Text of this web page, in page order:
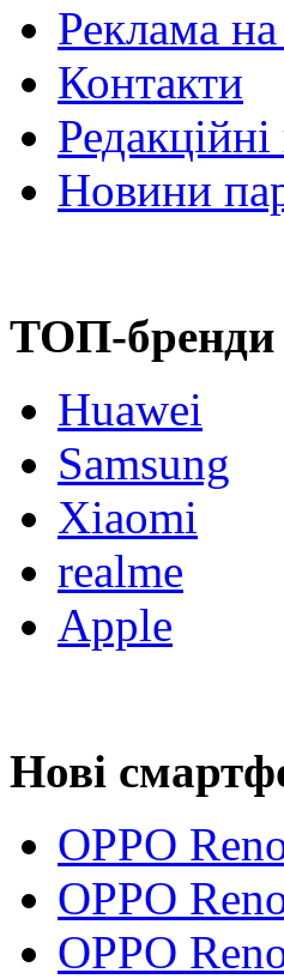
Реклама на
Контакти
Новини
ТОП-бренди
Huawei
Samsung
Xiaomi
realme
Apple
Нові
OPPO
OPPO
OPPO